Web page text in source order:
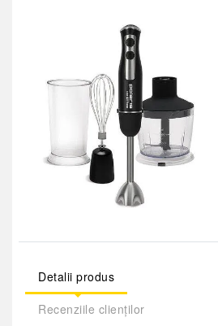
Detalii produs
Recenziile clienților